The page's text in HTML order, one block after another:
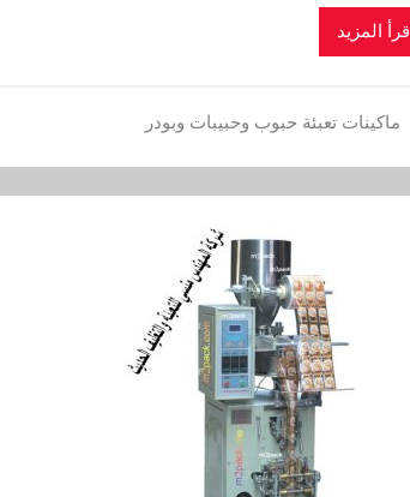
المزيد
ماكينات تعبئة حبوب وحبيبات وبودر